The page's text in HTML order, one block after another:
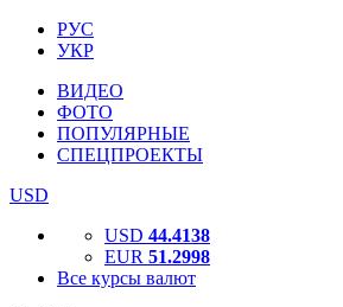
РУС
УКР
ВИДЕО
ФОТО
ПОПУЛЯРНЫЕ
СПЕЦПРОЕКТЫ
USD
USD 44.4138
EUR 51.2998
Все курсы валют